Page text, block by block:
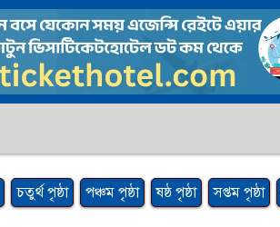
চতুর্থ পৃষ্ঠা পঞ্চম পৃষ্ঠা ষষ্ঠ পৃষ্ঠা সপ্তম পৃষ্ঠা